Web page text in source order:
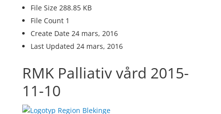
File Size 288.85 KB
File Count 1
Create Date 24 mars, 2016
Last Updated 24 mars, 2016
RMK Palliativ vård 2015-
11-10